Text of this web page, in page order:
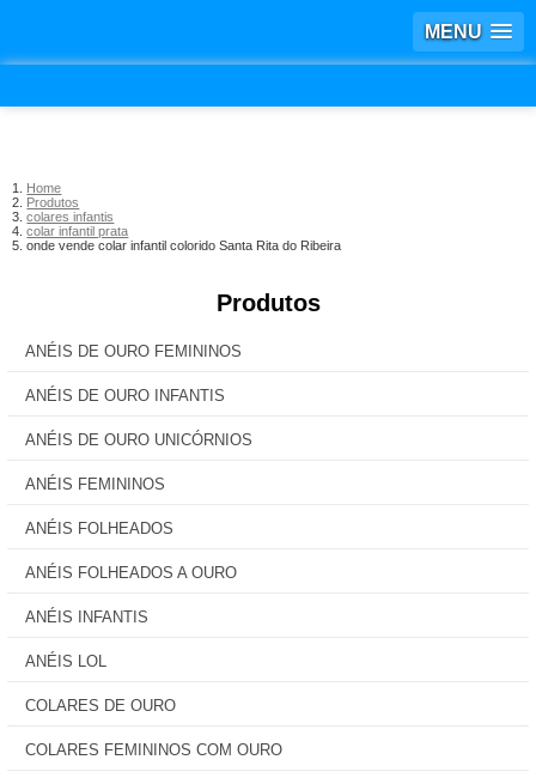
MENU
Home
Produtos
colares infantis
colar infantil prata
onde vende colar infantil colorido Santa Rita do Ribeira
Produtos
ANÉIS DE OURO FEMININOS
ANÉIS DE OURO INFANTIS
ANÉIS DE OURO UNICÓRNIOS
ANÉIS FEMININOS
ANÉIS FOLHEADOS
ANÉIS FOLHEADOS A OURO
ANÉIS INFANTIS
ANÉIS LOL
COLARES DE OURO
COLARES FEMININOS COM OURO